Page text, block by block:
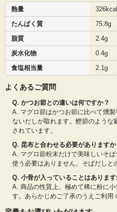
熱量
326kcal
たんぱく質
75.8g
脂質
2.4g
炭水化物
0.4g
食塩相当量
2.1g
よくあるご質問
Q. かつお節との違いは何ですか？
A. マグロ節はかつお節に比べて燻
ないだしが取れます。鰹節のような
されています。
Q. 昆布と合わせる必要がありますか
A. マグロ節粉末だけで美味しいそ
使う必要はありません。そばだしと
Q. 小骨が入っていることはあります
A. 商品の性質上、極めて稀に粉に
す。あらかじめご了承のうえご利用